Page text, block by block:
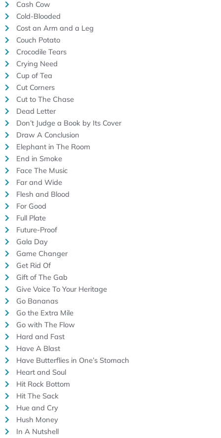
Cash Cow
Cold-Blooded
Cost an Arm and a Leg
Couch Potato
Crocodile Tears
Crying Need
Cup of Tea
Cut Corners
Cut to The Chase
Dead Letter
Don’t Judge a Book by Its Cover
Draw A Conclusion
Elephant in The Room
End in Smoke
Face The Music
Far and Wide
Flesh and Blood
For Good
Full Plate
Future-Proof
Gala Day
Game Changer
Get Rid Of
Gift of The Gab
Give Voice To Your Heritage
Go Bananas
Go the Extra Mile
Go with The Flow
Hard and Fast
Have A Blast
Have Butterflies in One’s Stomach
Heart and Soul
Hit Rock Bottom
Hit The Sack
Hue and Cry
Hush Money
In A Nutshell